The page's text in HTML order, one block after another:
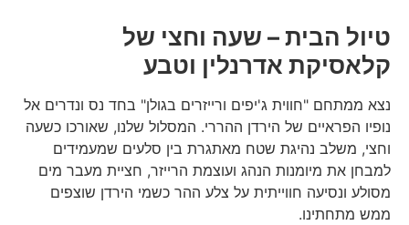
טיול הבית – שעה וחצי של
קלאסיקת אדרנלין וטבע
נצא ממתחם "חווית ג'יפים ורייזרים בגולן" בחד נס ונדרים אל
נופיו הפראיים של הירדן ההררי. המסלול שלנו, שאורכו כשעה
וחצי, משלב נהיגת שטח מאתגרת בין סלעים שמעמידים
למבחן את מיומנות הנהג ועוצמת הרייזר, חציית מעבר מים
מסולע ונסיעה חווייתית על צלע ההר כשמי הירדן שוצפים
ממש מתחתינו.